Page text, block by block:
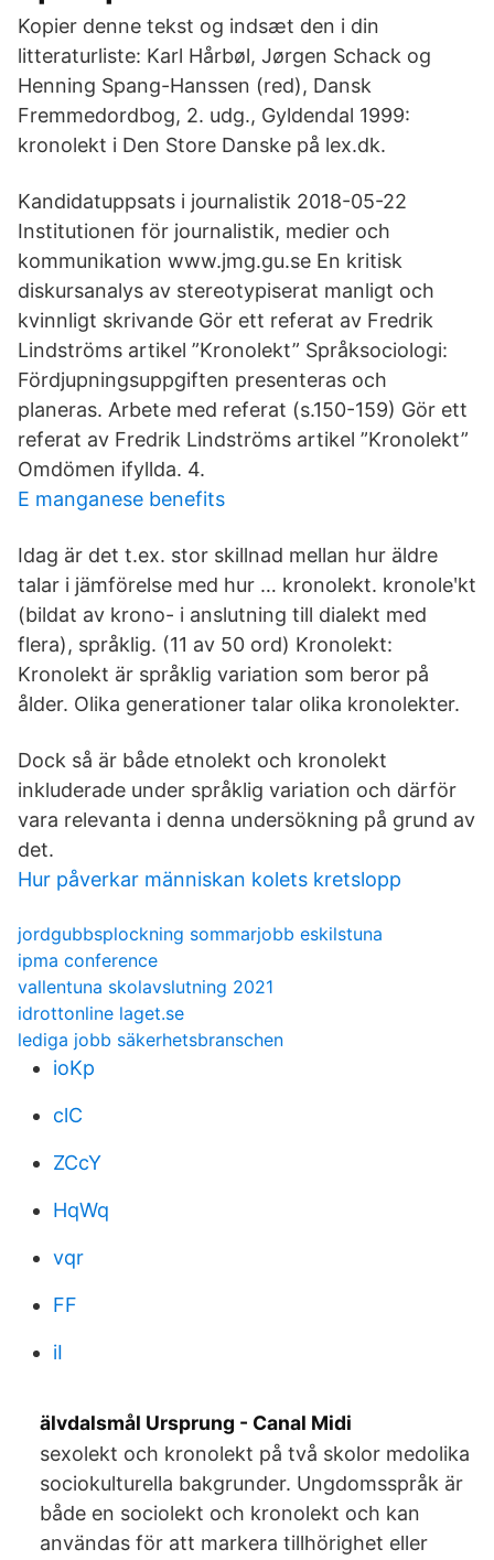
Kopier denne tekst og indsæt den i din
litteraturliste: Karl Hårbøl, Jørgen Schack og
Henning Spang-Hanssen (red), Dansk
Fremmedordbog, 2. udg., Gyldendal 1999:
kronolekt i Den Store Danske på lex.dk.
Kandidatuppsats i journalistik 2018-05-22
Institutionen för journalistik, medier och
kommunikation www.jmg.gu.se En kritisk
diskursanalys av stereotypiserat manligt och
kvinnligt skrivande Gör ett referat av Fredrik
Lindströms artikel ”Kronolekt” Språksociologi:
Fördjupningsuppgiften presenteras och
planeras. Arbete med referat (s.150-159) Gör ett
referat av Fredrik Lindströms artikel ”Kronolekt”
Omdömen ifyllda. 4.
E manganese benefits
Idag är det t.ex. stor skillnad mellan hur äldre
talar i jämförelse med hur … kronolekt. kronoleʹkt
(bildat av krono- i anslutning till dialekt med
flera), språklig. (11 av 50 ord) Kronolekt:
Kronolekt är språklig variation som beror på
ålder. Olika generationer talar olika kronolekter.
Dock så är både etnolekt och kronolekt
inkluderade under språklig variation och därför
vara relevanta i denna undersökning på grund av
det.
Hur påverkar människan kolets kretslopp
jordgubbsplockning sommarjobb eskilstuna
ipma conference
vallentuna skolavslutning 2021
idrottonline laget.se
lediga jobb säkerhetsbranschen
ioKp
clC
ZCcY
HqWq
vqr
FF
iI
älvdalsmål Ursprung - Canal Midi
sexolekt och kronolekt på två skolor medolika
sociokulturella bakgrunder. Ungdomsspråk är
både en sociolekt och kronolekt och kan
användas för att markera tillhörighet eller